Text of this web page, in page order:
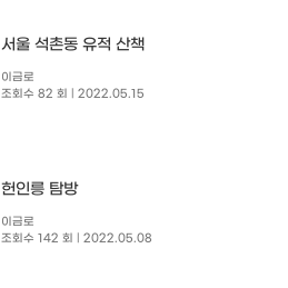
서울 석촌동 유적 산책
이금로
조회수 82 회
| 2022.05.15
헌인릉 탐방
이금로
조회수 142 회
| 2022.05.08